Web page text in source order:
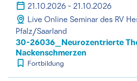
21.10.2026 - 21.10.2026
Live Online Seminar des RV
Pfalz/Saarland
30-26036_Neurozentrierte
Nackenschmerzen
Fortbildung